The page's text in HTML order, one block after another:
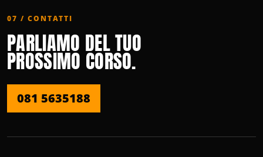
07 / CONTATTI
PARLIAMO DEL TUO
PROSSIMO CORSO.
081 5635188